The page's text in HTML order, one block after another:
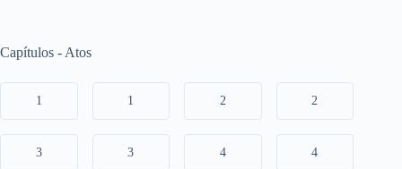
Capítulos - Atos
1 1 2 2
3 3 4 4